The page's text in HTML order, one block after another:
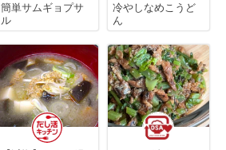
簡単サムギョプサ
ル
冷やしなめこうど
ん